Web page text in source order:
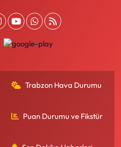
Trabzon Hava Durumu
Puan Durumu ve Fikstür